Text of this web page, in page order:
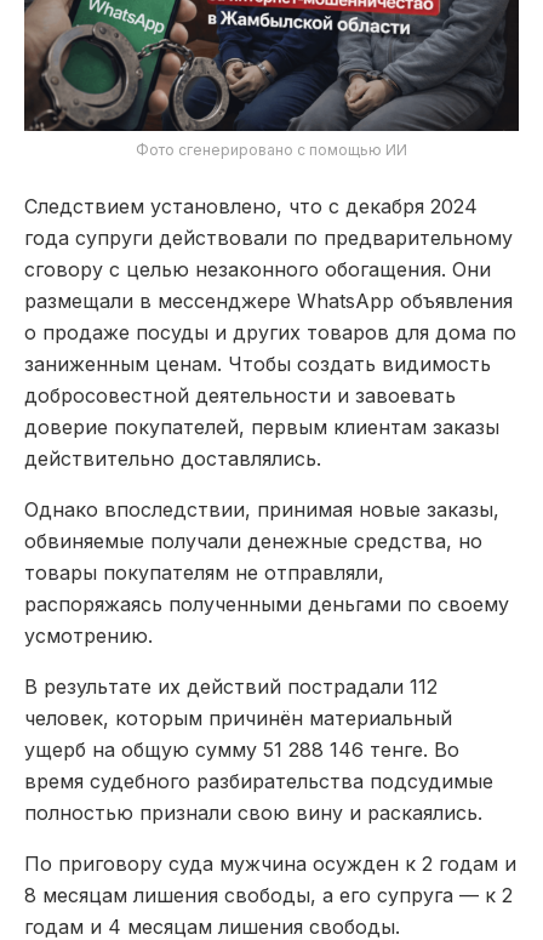
Фото сгенерировано с помощью ИИ
Следствием установлено, что с декабря 2024
года супруги действовали по предварительному
сговору с целью незаконного обогащения. Они
размещали в мессенджере WhatsApp объявления
о продаже посуды и других товаров для дома по
заниженным ценам. Чтобы создать видимость
добросовестной деятельности и завоевать
доверие покупателей, первым клиентам заказы
действительно доставлялись.
Однако впоследствии, принимая новые заказы,
обвиняемые получали денежные средства, но
товары покупателям не отправляли,
распоряжаясь полученными деньгами по своему
усмотрению.
В результате их действий пострадали 112
человек, которым причинён материальный
ущерб на общую сумму 51 288 146 тенге. Во
время судебного разбирательства подсудимые
полностью признали свою вину и раскаялись.
По приговору суда мужчина осужден к 2 годам и
8 месяцам лишения свободы, а его супруга — к 2
годам и 4 месяцам лишения свободы.